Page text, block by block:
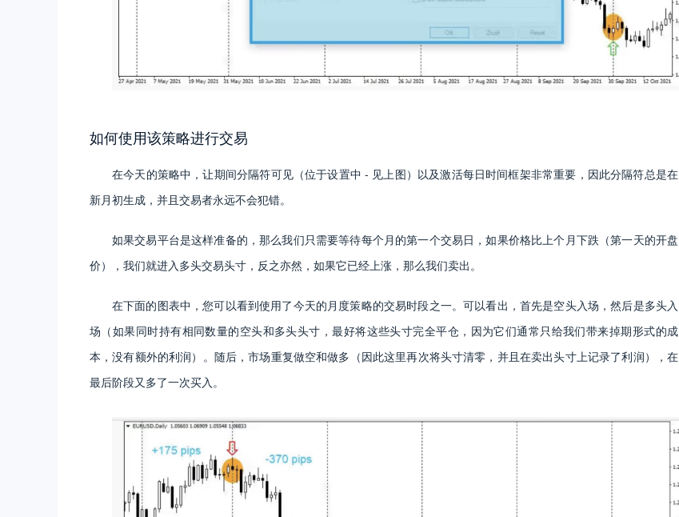
如何使用该策略进行交易
在今天的策略中，让期间分隔符可见（位于设置中 - 见上图）以及激活每日时间框架非常重要，因此分隔符总是在
新月初生成，并且交易者永远不会犯错。
如果交易平台是这样准备的，那么我们只需要等待每个月的第一个交易日，如果价格比上个月下跌（第一天的开盘
价），我们就进入多头交易头寸，反之亦然，如果它已经上涨，那么我们卖出。
在下面的图表中，您可以看到使用了今天的月度策略的交易时段之一。可以看出，首先是空头入场，然后是多头入
场（如果同时持有相同数量的空头和多头头寸，最好将这些头寸完全平仓，因为它们通常只给我们带来掉期形式的成
本，没有额外的利润）。随后，市场重复做空和做多（因此这里再次将头寸清零，并且在卖出头寸上记录了利润），在
最后阶段又多了一次买入。